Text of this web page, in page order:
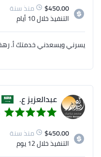
$450.00
منذ سنة
التنفيذخلال 10 أيام
يسرني ويسعدني خدمتك أ.
عبدالعزيز ع.
$450.00
منذ سنة
التنفيذخلال 12 يوم